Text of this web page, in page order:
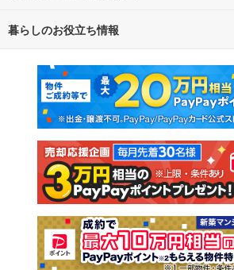
不動産・住宅
新築マンション 中古マ
新築一戸建て 中古一
注文住宅 土地
売却査定
暮らしのお役立ち情報
マンションカタログ 教えて